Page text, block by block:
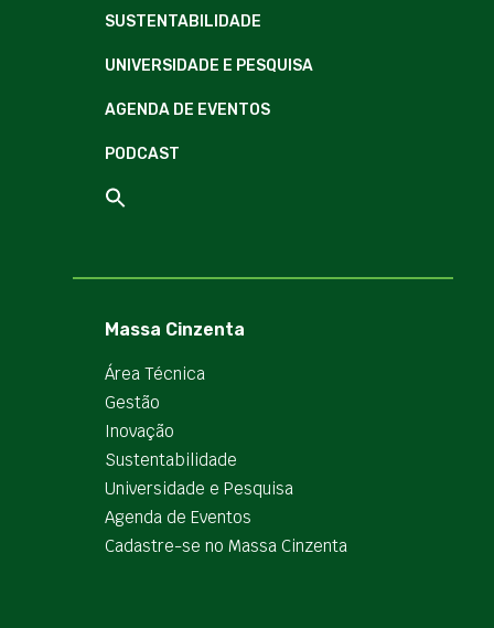
SUSTENTABILIDADE
UNIVERSIDADE E PESQUISA
AGENDA DE EVENTOS
PODCAST
Massa Cinzenta
Área Técnica
Gestão
Inovação
Sustentabilidade
Universidade e Pesquisa
Agenda de Eventos
Cadastre-se no Massa Cinzenta